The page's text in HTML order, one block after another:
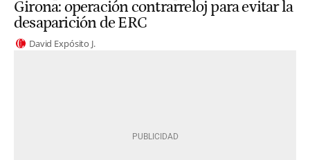
Girona: operación contrarreloj para evitar la
desaparición de ERC
David Expósito J.